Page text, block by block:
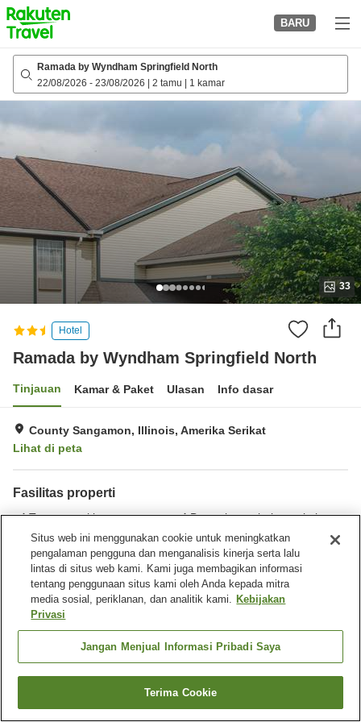
to
top
page
BARU
Ramada by Wyndham Springfield North
22/08/2026 - 23/08/2026 2 tamu 1 kamar
33
Hotel
Ramada by Wyndham Springfield North
Tinjauan Kamar & Paket Ulasan Info dasar
County Sangamon, Illinois, Amerika Serikat
Lihat di peta
Fasilitas properti
Tempat parkir
Benar-benar bebas rokok
Gymnasium
Kolam renang luar ruangan
Beranda Amerika Serikat Illinois
County Sangamon
Ramada by Wyndham Springfield North
Cari kamar
Situs web ini menggunakan cookie untuk meningkatkan
pengalaman pengguna dan menganalisis kinerja serta lalu
lintas di situs web kami. Kami juga membagikan informasi
tentang penggunaan situs kami oleh Anda kepada mitra
media sosial, periklanan, dan analitik kami. Kebijakan
Privasi
Jangan Menjual Informasi Pribadi Saya
Terima Cookie